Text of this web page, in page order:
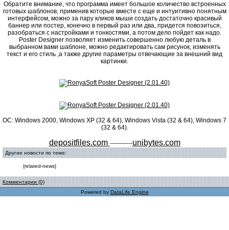
Обратите внимание, что программа имеет большое количество встроенных
готовых шаблонов, применив которые вместе с еще и интуитивно понятным
интерфейсом, можно за пару кликов мыши создать достаточно красивый
баннер или постер, конечно в первый раз или два, придется повозиться,
разобраться с настройками и тонкостями, а потом дело пойдет как надо.
Poster Designer позволяет изменить совершенно любую деталь в
выбранном вами шаблоне, можно редактировать сам рисунок, изменять
текст и его стиль ,а также другие параметры отвечающие за внешний вид
картинки.
ОС: Windows 2000, Windows XP (32 & 64), Windows Vista (32 & 64), Windows 7
(32 & 64).
depositfiles.com -----------unibytes.com
Другие новости по теме:
{related-news}
Комментарии (0)
Powered by DataLife Engine